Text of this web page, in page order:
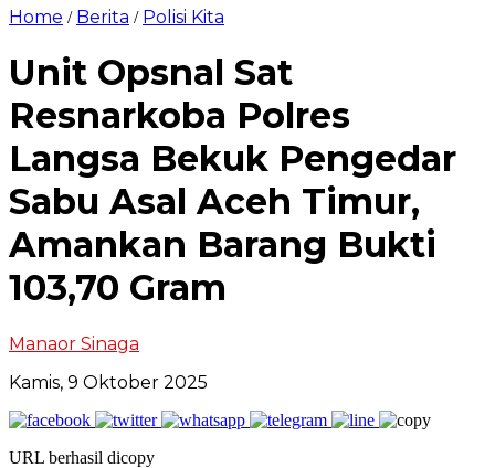
Home / Berita / Polisi Kita
Unit Opsnal Sat
Resnarkoba Polres
Langsa Bekuk Pengedar
Sabu Asal Aceh Timur,
Amankan Barang Bukti
103,70 Gram
Manaor Sinaga
Kamis, 9 Oktober 2025
URL berhasil dicopy